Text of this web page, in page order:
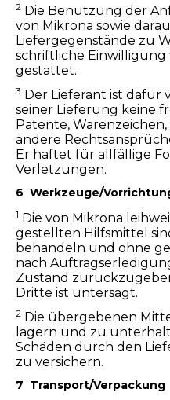
2 Die Benützung der
von Mikrona sowie
Liefergegenstände zu
schriftliche Einwilligung
gestattet.
3 Der Lieferant ist dafür
seiner Lieferung keine
Patente,
andere
Er haftet für allfällige
Verletzungen.
6 Werkzeuge/
1 Die von Mikrona
gestellten Hilfsmittel
behandeln und ohne
nach
Zustand
Dritte ist untersagt.
2 Die übergebenen
lagern und zu
Schäden durch den
zu versichern.
7 Transport/Verpackung